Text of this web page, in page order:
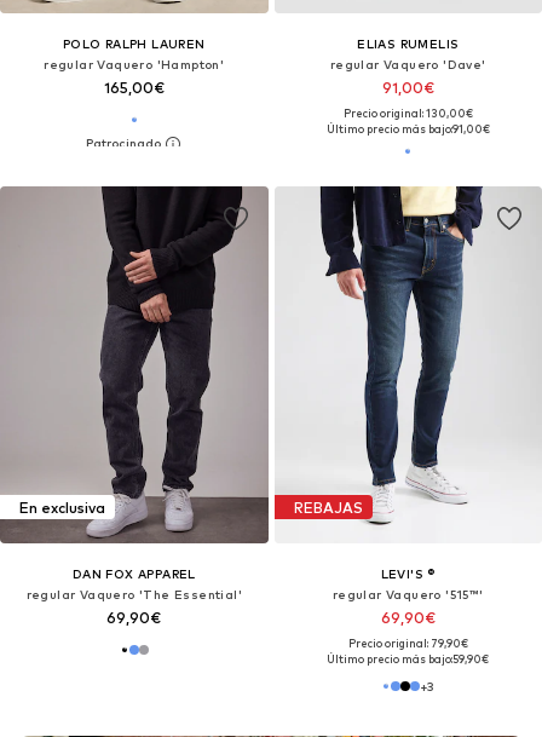
POLO RALPH LAUREN
regular Vaquero 'Hampton'
165,00€
ELIAS RUMELIS
regular Vaquero 'Dave'
91,00€
Precio original: 130,00€
Último precio más bajo:91,00€
En exclusiva
DAN FOX APPAREL
regular Vaquero 'The Essential'
69,90€
REBAJAS
LEVI'S ®
regular Vaquero '515™'
69,90€
Precio original: 79,90€
Último precio más bajo:59,90€
+3